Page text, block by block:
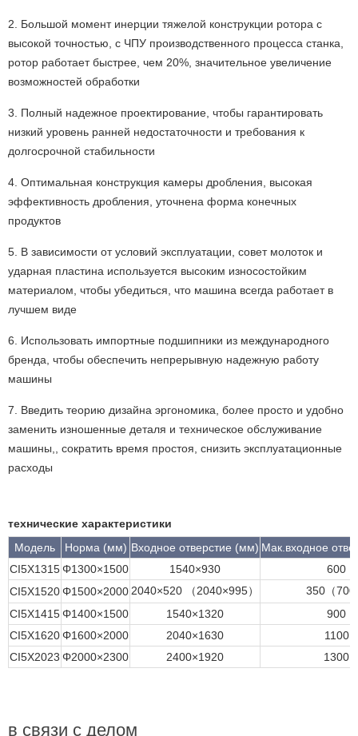
2. Большой момент инерции тяжелой конструкции ротора с
высокой точностью, с ЧПУ производственного процесса станка,
ротор работает быстрее, чем 20%, значительное увеличение
возможностей обработки
3. Полный надежное проектирование, чтобы гарантировать
низкий уровень ранней недостаточности и требования к
долгосрочной стабильности
4. Оптимальная конструкция камеры дробления, высокая
эффективность дробления, уточнена форма конечных
продуктов
5. В зависимости от условий эксплуатации, совет молоток и
ударная пластина используется высоким износостойким
материалом, чтобы убедиться, что машина всегда работает в
лучшем виде
6. Использовать импортные подшипники из международного
бренда, чтобы обеспечить непрерывную надежную работу
машины
7. Введить теорию дизайна эргономика, более просто и удобно
заменить изношенные деталя и техническое обслуживание
машины,, сократить время простоя, снизить эксплуатационные
расходы
технические характеристики
Модель
Норма (мм) Входное отверстие (мм) Мак.входное
CI5X1315Φ1300×1500 1540×930
600
CI5X1520Φ1500×2000 2040×520 （2040×995）
350（700
CI5X1415Φ1400×1500 1540×1320
900
CI5X1620Φ1600×2000 2040×1630
1100
CI5X2023 Φ2000×2300 2400×1920 1300
в связи с делом